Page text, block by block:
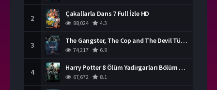
2 Çakallarla Dans 7 Full İzle HD
88,024 4.3
3 The Gangster, The Cop and The Devil Türkçe Dublaj İzle
74,217 6.9
4 Harry Potter 8 Ölüm Yadirgarları Bölüm 2 İzle
67,672 8.1